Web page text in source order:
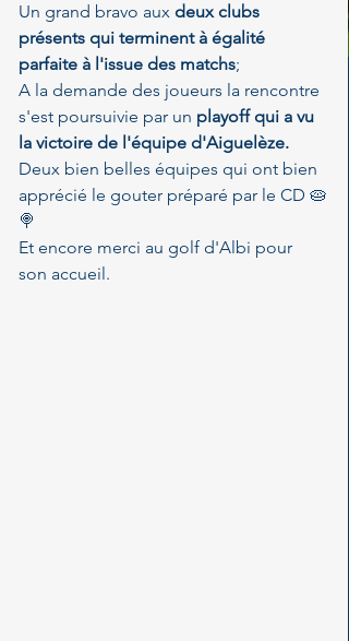
Un grand bravo aux deux clubs
présents qui terminent à égalité
parfaite à l'issue des matchs;
A la demande des joueurs la rencontre
s'est poursuivie par un playoff qui a vu
la victoire de l'équipe d'Aiguelèze.
Deux bien belles équipes qui ont bien
apprécié le gouter préparé par le CD 🥧
🍭
Et encore merci au golf d'Albi pour
son accueil.